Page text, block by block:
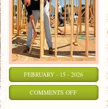
FEBRUARY - 15 - 2026
COMMENTS OFFON